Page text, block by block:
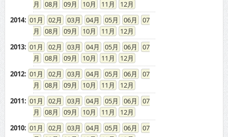
01 02 03 04 05 06
07
08
09 10 11
12
01 02 03 04 05 06
07
08
09 10 11
12
01 02 03 04 05 06
07
08
09 10 11
12
01 02 03 04 05 06
07
08
09 10 11
12
01 02 03 04 05 06
07
08
09 10 11
12